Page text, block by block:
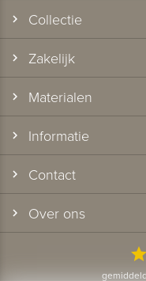
Collectie
Zakelijk
Materialen
Informatie
Contact
Over ons
star